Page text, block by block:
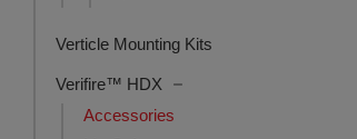
Verticle Mounting Kits
Verifire™ HDX
Accessories